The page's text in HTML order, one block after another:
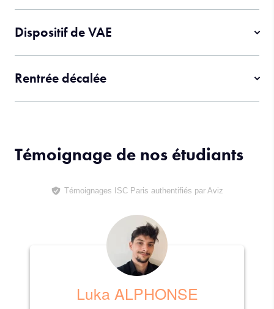
Dispositif de VAE
Rentrée décalée
Témoignage de nos étudiants